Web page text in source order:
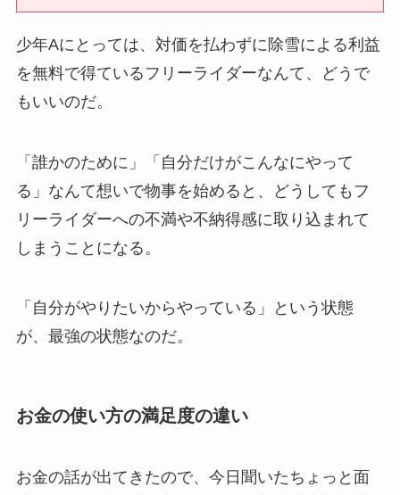
少年Aにとっては、対価を払わずに除雪による利益
を無料で得ているフリーライダーなんて、どうで
もいいのだ。
「誰かのために」「自分だけがこんなにやって
る」なんて想いで物事を始めると、どうしてもフ
リーライダーへの不満や不納得感に取り込まれて
しまうことになる。
「自分がやりたいからやっている」という状態
が、最強の状態なのだ。
お金の使い方の満足度の違い
お金の話が出てきたので、今日聞いたちょっと面